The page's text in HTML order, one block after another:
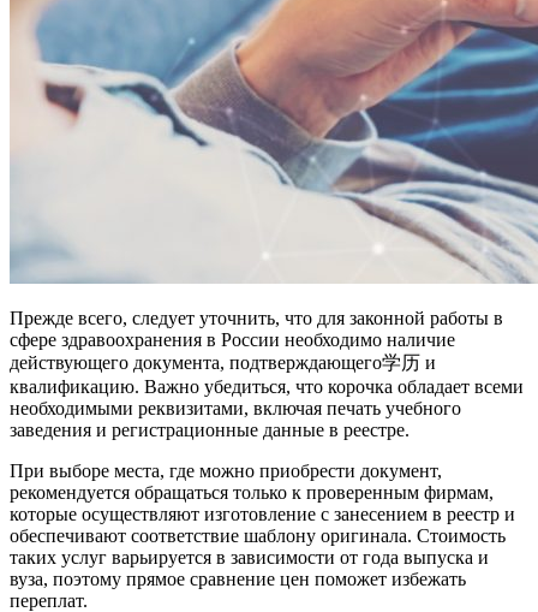
Прежде всего, следует уточнить, что для законной работы в
сфере здравоохранения в России необходимо наличие
действующего документа, подтверждающего学历 и
квалификацию. Важно убедиться, что корочка обладает всеми
необходимыми реквизитами, включая печать учебного
заведения и регистрационные данные в реестре.
При выборе места, где можно приобрести документ,
рекомендуется обращаться только к проверенным фирмам,
которые осуществляют изготовление с занесением в реестр и
обеспечивают соответствие шаблону оригинала. Стоимость
таких услуг варьируется в зависимости от года выпуска и
вуза, поэтому прямое сравнение цен поможет избежать
переплат.